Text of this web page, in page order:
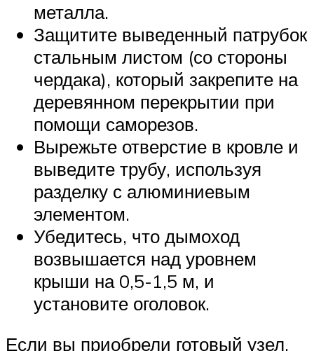
металла.
Защитите выведенный патрубок
стальным листом (со стороны
чердака), который закрепите на
деревянном перекрытии при
помощи саморезов.
Вырежьте отверстие в кровле и
выведите трубу, используя
разделку с алюминиевым
элементом.
Убедитесь, что дымоход
возвышается над уровнем
крыши на 0,5-1,5 м, и
установите оголовок.
Если вы приобрели готовый узел,